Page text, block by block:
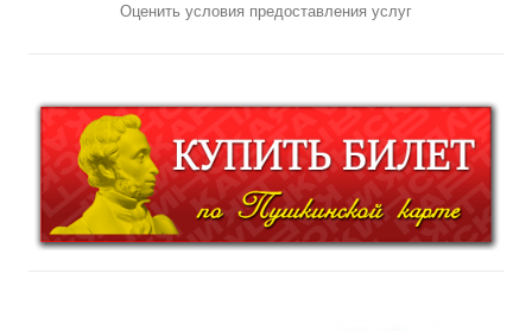
Оценить условия предоставления услуг